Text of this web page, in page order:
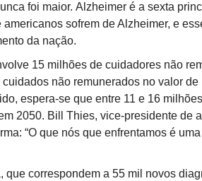
foi maior. Alzheimer é a sexta
sofrem de Alzheimer, e
da nação.
15 milhões de cuidadores não
não remunerados no valor
espera-se que entre 11 e 16
2050. Bill Thies, vice-presidente de
“O que nós que enfrentamos é
correspondem a 55 mil novos